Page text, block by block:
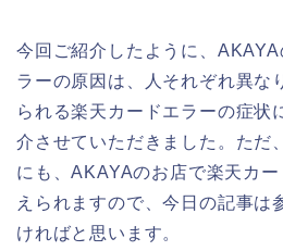
今回ご紹介したように、
ラーの原因は、人それぞれ異な
られる楽天カードエラーの症状
介させていただきました。ただ
にも、AKAYAのお店で楽天カ
えられますので、今日の記事は
ければと思います。